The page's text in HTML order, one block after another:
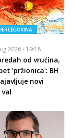
2026 - 19:18
od vrućina,
'pržionica': BH
novi